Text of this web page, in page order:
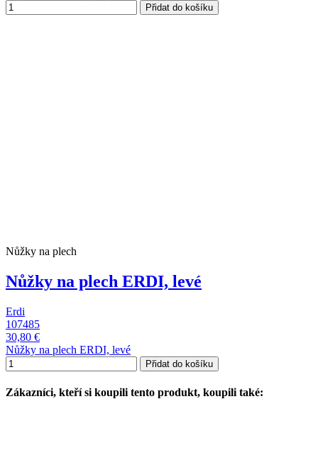
Přidat do košíku
Nůžky na plech
Nůžky na plech ERDI, levé
Erdi
107485
30,80 €
Nůžky na plech ERDI, levé
Přidat do košíku
Zákazníci, kteří si koupili tento produkt, koupili také: